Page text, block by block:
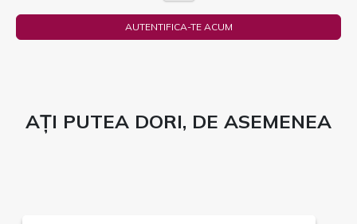
AUTENTIFICA-TE ACUM
AȚI PUTEA DORI, DE ASEMENEA